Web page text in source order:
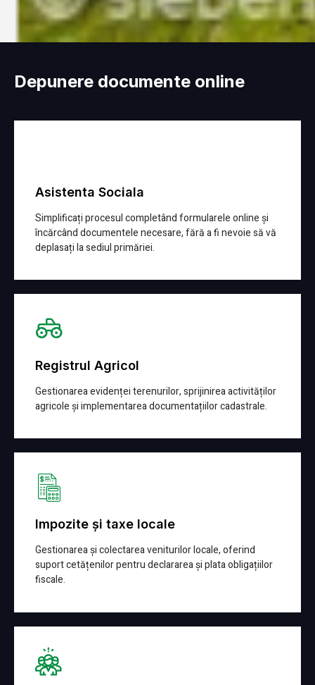
Depunere documente online
Asistenta Sociala
Simplificați procesul completând formularele online și
încărcând documentele necesare, fără a fi nevoie să vă
deplasați la sediul primăriei.
Registrul Agricol
Gestionarea evidenței terenurilor, sprijinirea activităților
agricole și implementarea documentațiilor cadastrale.
Impozite și taxe locale
Gestionarea și colectarea veniturilor locale, oferind
suport cetățenilor pentru declararea și plata obligațiilor
fiscale.